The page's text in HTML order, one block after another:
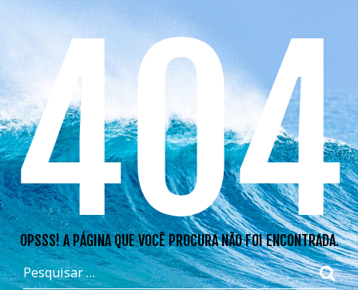
404
OPSSS! A PÁGINA QUE VOCÊ PROCURA NÃO FOI ENCONTRADA.